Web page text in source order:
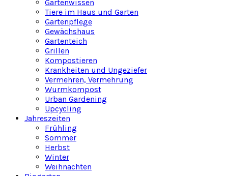
Gartenwissen
Tiere im Haus und Garten
Gartenpflege
Gewächshaus
Gartenteich
Grillen
Kompostieren
Krankheiten und Ungeziefer
Vermehren, Vermehrung
Wurmkompost
Urban Gardening
Upcycling
Jahreszeiten
Frühling
Sommer
Herbst
Winter
Weihnachten